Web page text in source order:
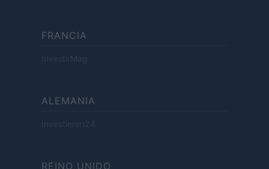
FRANCIA
InvestirMag
ALEMANIA
Investieren24
REINO UNIDO